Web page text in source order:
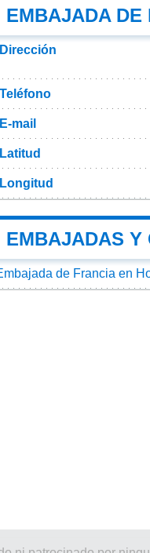
EMBAJADA DE
Dirección
Teléfono
E-mail
Latitud
Longitud
EMBAJADAS Y
de Francia en